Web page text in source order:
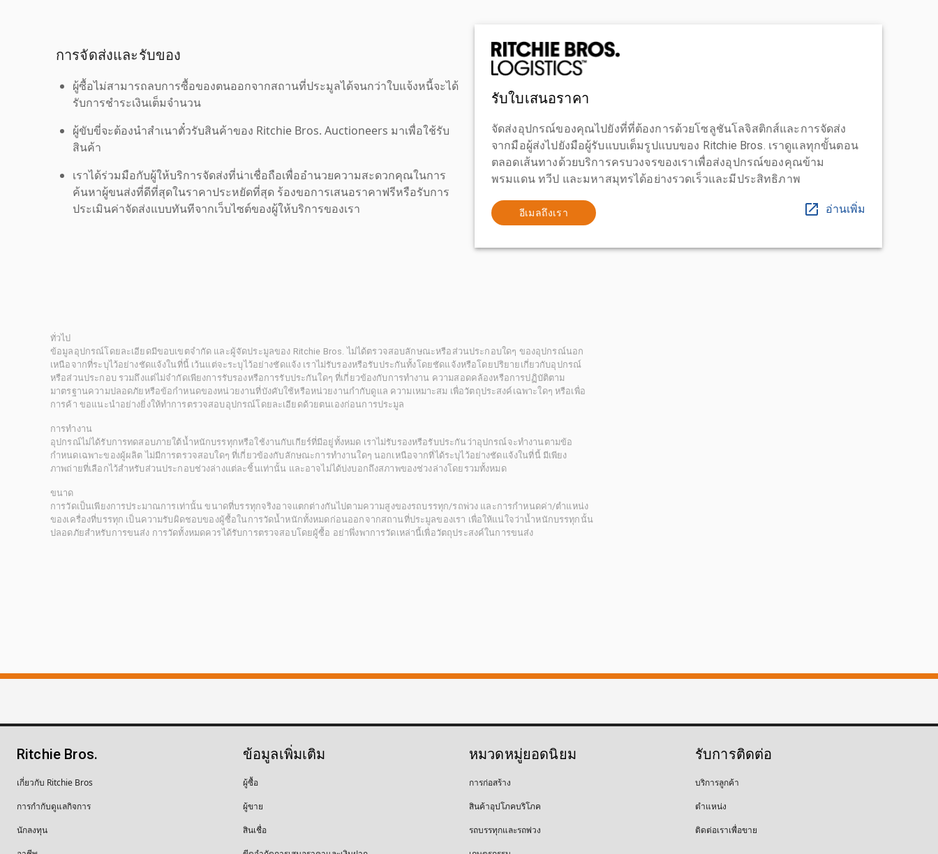
การจัดส่งและรับของ
ผู้ซื้อไม่สามารถลบการซื้อของตนออกจากสถานที่ประมูลได้จนกว่าใบแจ้งหนี้จะได้
รับการชำระเงินเต็มจำนวน
ผู้ขับขี่จะต้องนำสำเนาตั๋วรับสินค้าของ Ritchie Bros. Auctioneers มาเพื่อใช้รับ
สินค้า
เราได้ร่วมมือกับผู้ให้บริการจัดส่งที่น่าเชื่อถือเพื่ออำนวยความสะดวกคุณในการ
ค้นหาผู้ขนส่งที่ดีที่สุดในราคาประหยัดที่สุด ร้องขอการเสนอราคาฟรีหรือรับการ
ประเมินค่าจัดส่งแบบทันทีจากเว็บไซต์ของผู้ให้บริการของเรา
รับใบเสนอราคา
จัดส่งอุปกรณ์ของคุณไปยังที่ที่ต้องการด้วยโซลูชันโลจิสติกส์และการจัดส่ง
จากมือผู้ส่งไปยังมือผู้รับแบบเต็มรูปแบบของ Ritchie Bros. เราดูแลทุกขั้นตอน
ตลอดเส้นทางด้วยบริการครบวงจรของเราเพื่อส่งอุปกรณ์ของคุณข้าม
พรมแดน ทวีป และมหาสมุทรได้อย่างรวดเร็วและมีประสิทธิภาพ
อีเมลถึงเรา อ่านเพิ่ม
ทั่วไป
ข้อมูลอุปกรณ์โดยละเอียดมีขอบเขตจำกัด และผู้จัดประมูลของ Ritchie Bros. ไม่ได้ตรวจสอบลักษณะหรือส่วนประกอบใดๆ ของอุปกรณ์นอก
เหนือจากที่ระบุไว้อย่างชัดแจ้งในที่นี้ เว้นแต่จะระบุไว้อย่างชัดแจ้ง เราไม่รับรองหรือรับประกันทั้งโดยชัดแจ้งหรือโดยปริยายเกี่ยวกับอุปกรณ์
หรือส่วนประกอบ รวมถึงแต่ไม่จำกัดเพียงการรับรองหรือการรับประกันใดๆ ที่เกี่ยวข้องกับการทำงาน ความสอดคล้องหรือการปฏิบัติตาม
มาตรฐานความปลอดภัยหรือข้อกำหนดของหน่วยงานที่บังคับใช้หรือหน่วยงานกำกับดูแล ความเหมาะสม เพื่อวัตถุประสงค์เฉพาะใดๆ หรือเพื่อ
การค้า ขอแนะนำอย่างยิ่งให้ทำการตรวจสอบอุปกรณ์โดยละเอียดด้วยตนเองก่อนการประมูล
การทำงาน
อุปกรณ์ไม่ได้รับการทดสอบภายใต้น้ำหนักบรรทุกหรือใช้งานกับเกียร์ที่มีอยู่ทั้งหมด เราไม่รับรองหรือรับประกันว่าอุปกรณ์จะทำงานตามข้อ
กำหนดเฉพาะของผู้ผลิต ไม่มีการตรวจสอบใดๆ ที่เกี่ยวข้องกับลักษณะการทำงานใดๆ นอกเหนือจากที่ได้ระบุไว้อย่างชัดแจ้งในที่นี้ มีเพียง
ภาพถ่ายที่เลือกไว้สำหรับส่วนประกอบช่วงล่างแต่ละชิ้นเท่านั้น และอาจไม่ได้บ่งบอกถึงสภาพของช่วงล่างโดยรวมทั้งหมด
ขนาด
การวัดเป็นเพียงการประมาณการเท่านั้น ขนาดที่บรรทุกจริงอาจแตกต่างกันไปตามความสูงของรถบรรทุก/รถพ่วง และการกำหนดค่า/ตำแหน่ง
ของเครื่องที่บรรทุก เป็นความรับผิดชอบของผู้ซื้อในการวัดน้ำหนักทั้งหมดก่อนออกจากสถานที่ประมูลของเรา เพื่อให้แน่ใจว่าน้ำหนักบรรทุกนั้น
ปลอดภัยสำหรับการขนส่ง การวัดทั้งหมดควรได้รับการตรวจสอบโดยผู้ซื้อ อย่าพึ่งพาการวัดเหล่านี้เพื่อวัตถุประสงค์ในการขนส่ง
Ritchie Bros.
เกี่ยวกับ Ritchie Bros
การกำกับดูแลกิจการ
นักลงทุน
ข้อมูลเพิ่มเติม
ผู้ซื้อ
ผู้ขาย
สินเชื่อ
หมวดหมู่ยอดนิยม
การก่อสร้าง
สินค้าอุปโภคบริโภค
รถบรรทุกและรถพ่วง
รับการติดต่อ
บริการลูกค้า
ตำแหน่ง
ติดต่อเราเพื่อขาย